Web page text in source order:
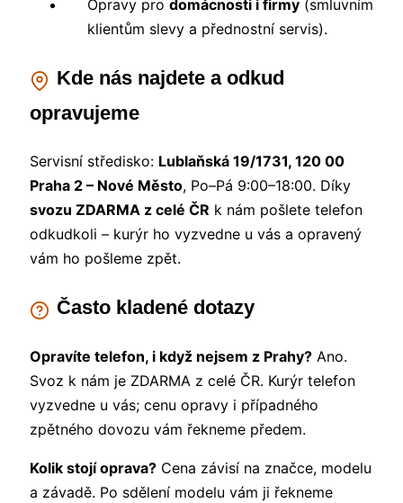
Opravy pro domácnosti i firmy (smluvním
klientům slevy a přednostní servis).
Kde nás najdete a odkud
opravujeme
Servisní středisko: Lublaňská 19/1731, 120 00
Praha 2 – Nové Město, Po–Pá 9:00–18:00. Díky
svozu ZDARMA z celé ČR k nám pošlete telefon
odkudkoli – kurýr ho vyzvedne u vás a opravený
vám ho pošleme zpět.
Často kladené dotazy
Opravíte telefon, i když nejsem z Prahy? Ano.
Svoz k nám je ZDARMA z celé ČR. Kurýr telefon
vyzvedne u vás; cenu opravy i případného
zpětného dovozu vám řekneme předem.
Kolik stojí oprava? Cena závisí na značce, modelu
a závadě. Po sdělení modelu vám ji řekneme